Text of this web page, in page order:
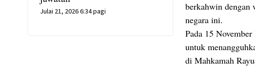
Julai 21, 2026 6:34 pagi
berkahwin dengan
negara ini.
Pada 15
untuk
di Mahkamah